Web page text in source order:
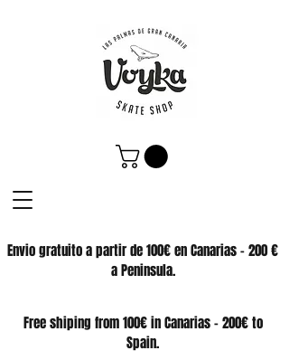
Envio gratuito a partir de 100€ en Canarias - 200 €
a Peninsula.
SKATE SHOP
Free shiping from 100€ in Canarias - 200€ to
Spain.